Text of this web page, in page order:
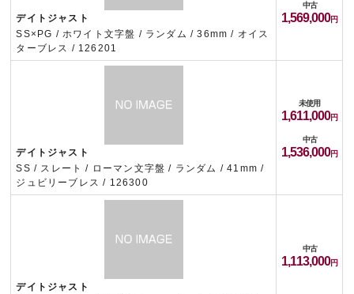
デイトジャスト
SS×PG / ホワイト文字盤 / ランダム / 36mm / オイス
ターブレス / 126201
中古
1,569,000
デイトジャスト
SS / スレート / ローマン文字盤 / ランダム / 41mm /
ジュビリーブレス / 126300
未使用
1,611,000
中古
1,536,000
デイトジャスト
中古
1,113,000